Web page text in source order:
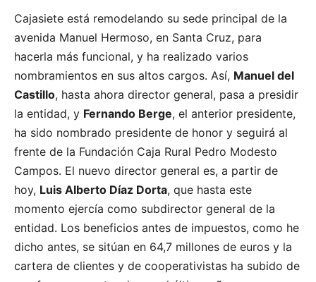
Cajasiete está remodelando su sede principal de la
avenida Manuel Hermoso, en Santa Cruz, para
hacerla más funcional, y ha realizado varios
nombramientos en sus altos cargos. Así, Manuel del
Castillo, hasta ahora director general, pasa a presidir
la entidad, y Fernando Berge, el anterior presidente,
ha sido nombrado presidente de honor y seguirá al
frente de la Fundación Caja Rural Pedro Modesto
Campos. El nuevo director general es, a partir de
hoy, Luis Alberto Díaz Dorta, que hasta este
momento ejercía como subdirector general de la
entidad. Los beneficios antes de impuestos, como he
dicho antes, se sitúan en 64,7 millones de euros y la
cartera de clientes y de cooperativistas ha subido de